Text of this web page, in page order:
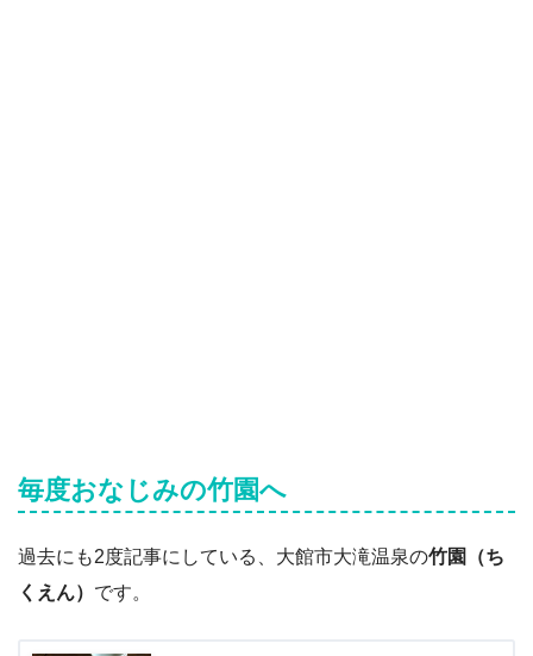
毎度おなじみの竹園へ
過去にも2度記事にしている、大館市大滝温泉の竹園（ち
くえん） です。